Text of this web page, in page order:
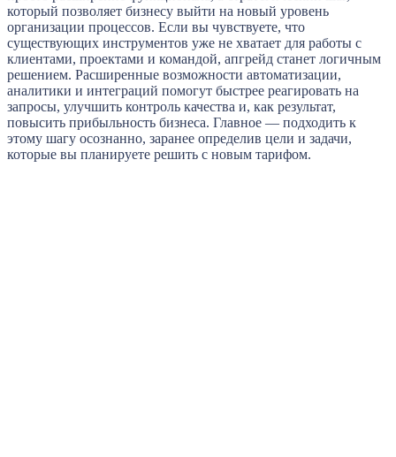
который позволяет бизнесу выйти на новый уровень
организации процессов. Если вы чувствуете, что
существующих инструментов уже не хватает для работы с
клиентами, проектами и командой, апгрейд станет логичным
решением. Расширенные возможности автоматизации,
аналитики и интеграций помогут быстрее реагировать на
запросы, улучшить контроль качества и, как результат,
повысить прибыльность бизнеса. Главное — подходить к
этому шагу осознанно, заранее определив цели и задачи,
которые вы планируете решить с новым тарифом.